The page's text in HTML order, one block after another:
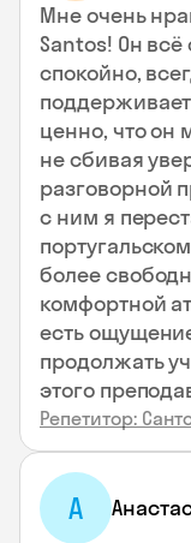
Мне очень
Santos! Он всё
спокойно,
ценно, что он
не сбивая
разговорной
с ним я
более
комфортной
есть
продолжать
этого
Репетитор:
А